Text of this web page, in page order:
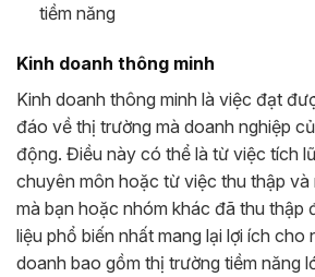
tiềm năng
Kinh doanh thông minh
Kinh doanh thông minh là việc đạt
đáo về thị trường mà doanh nghiệp
động. Điều này có thể là từ việc tích
chuyên môn hoặc từ việc thu thập và
mà bạn hoặc nhóm khác đã thu thập
liệu phổ biến nhất mang lại lợi ích cho
doanh bao gồm thị trường tiềm năng